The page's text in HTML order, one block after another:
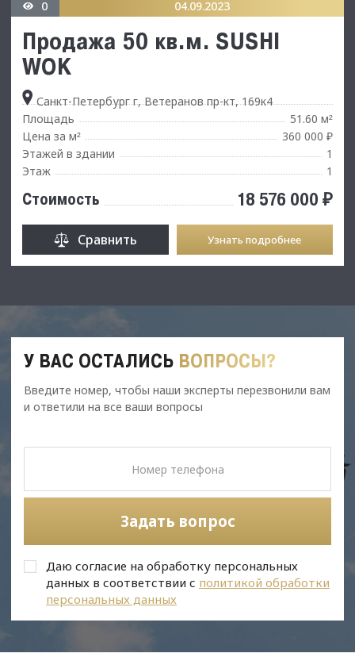
0 04.09.2023
Продажа 50 кв.м. SUSHI
WOK
Санкт-Петербург г, Ветеранов пр-кт, 169к4
Площадь
51.60 м²
Цена за м²
360 000 ₽
Этажей в здании
1
Этаж
1
Стоимость 18 576 000 ₽
Сравнить Узнать подробнее
У ВАС ОСТАЛИСЬ ВОПРОСЫ?
Введите номер, чтобы наши эксперты перезвонили вам
и ответили на все ваши вопросы
Задать вопрос
Даю согласие на обработку персональных
данных в соответствии с политикой обработки
персональных данных